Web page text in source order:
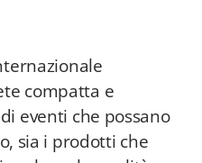
compatta e
eventi che possano
sia i prodotti che